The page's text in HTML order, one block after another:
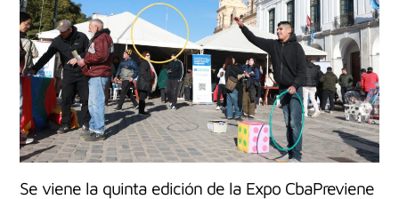
Se viene la quinta edición de la Expo CbaPreviene